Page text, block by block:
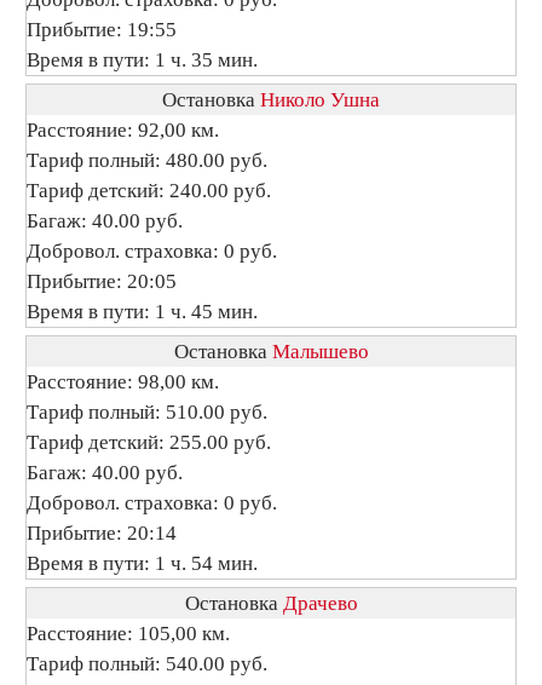
Прибытие: 19:55
Время в пути: 1 ч. 35 мин.
Остановка Николо Ушна
Расстояние: 92,00 км.
Тариф полный: 480.00 руб.
Тариф детский: 240.00 руб.
Багаж: 40.00 руб.
Добровол. страховка: 0 руб.
Прибытие: 20:05
Время в пути: 1 ч. 45 мин.
Остановка Малышево
Расстояние: 98,00 км.
Тариф полный: 510.00 руб.
Тариф детский: 255.00 руб.
Багаж: 40.00 руб.
Добровол. страховка: 0 руб.
Прибытие: 20:14
Время в пути: 1 ч. 54 мин.
Остановка Драчево
Расстояние: 105,00 км.
Тариф полный: 540.00 руб.